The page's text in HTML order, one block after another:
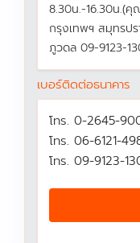
8.30น.-16.30น.(
กรุงเทพฯ สมุทรป
ภูวดล 09-9123-
เบอร์ติดต่อธนาคาร
โทร. 0-2645-
โทร. 06-6121-
โทร. 09-9123-